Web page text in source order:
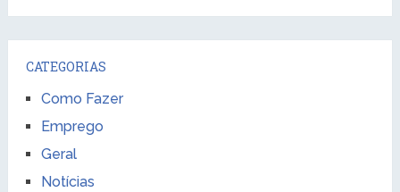
CATEGORIAS
Como Fazer
Emprego
Geral
Notícias